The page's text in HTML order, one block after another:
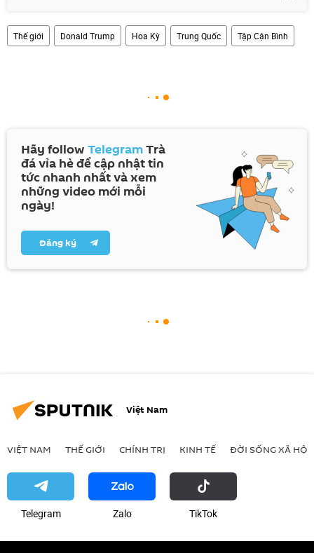
Thế giới Donald Trump Hoa Kỳ Trung Quốc Tập Cận Bình
Hãy follow TelegramTrà
đá vỉa hè để cập nhật tin
tức nhanh nhất và xem
những video mới mỗi
ngày!
Đăng ký
Việt Nam
VIỆT NAM THẾ GIỚI CHÍNH TRỊ KINH TẾ ĐỜI SỐNG XÃ HỘI
Telegram Zalo ТikТоk